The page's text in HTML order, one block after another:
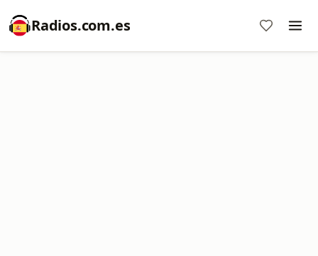
Radios.com.es